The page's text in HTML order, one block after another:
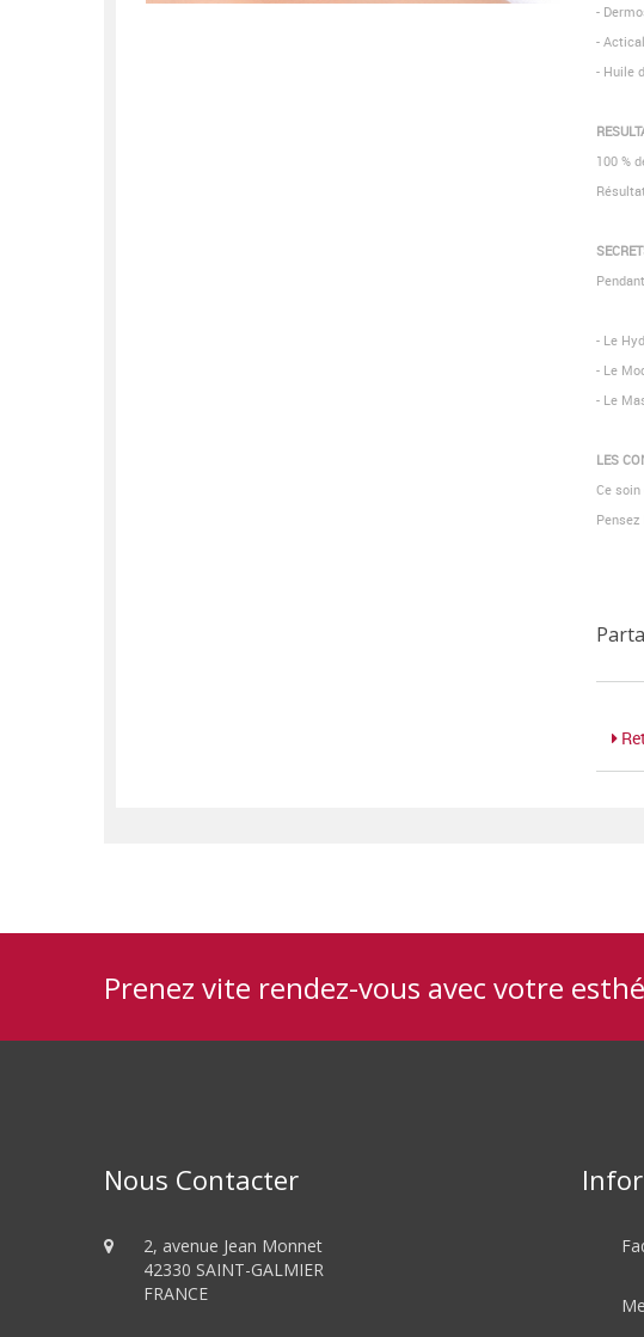
-
-
- Huile
100 %
- Le
- Le
- Le
LES
Ce
Prenez vite rendez-vous avec votre
Nous Contacter
2, avenue Jean Monnet
42330 SAINT-GALMIER
FRANCE